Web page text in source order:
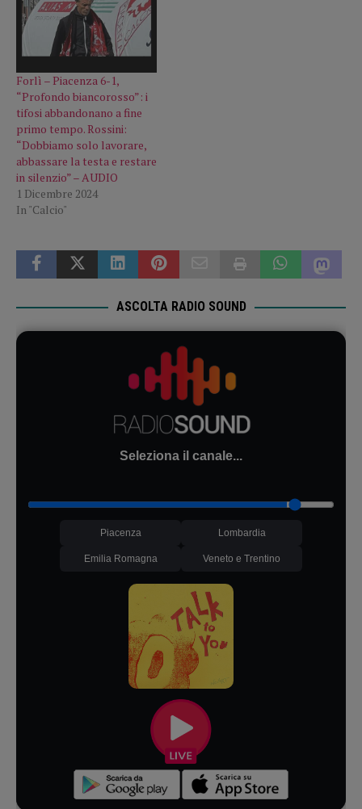
Forlì – Piacenza 6-1,
“Profondo biancorosso”: i
tifosi abbandonano a fine
primo tempo. Rossini:
“Dobbiamo solo lavorare,
abbassare la testa e restare
in silenzio” – AUDIO
1 Dicembre 2024
In "Calcio"
ASCOLTA RADIO SOUND
Seleziona il canale...
Piacenza Lombardia
Emilia Romagna Veneto e Trentino